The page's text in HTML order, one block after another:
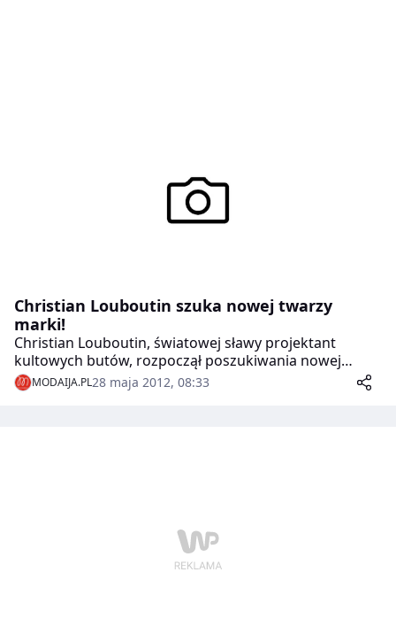
Christian Louboutin szuka nowej twarzy
marki!
Christian Louboutin, światowej sławy projektant
kultowych butów, rozpoczął poszukiwania nowej
twarzy marki! Modelka, która weźmie udział w
najnowszej kampanii reklamowej kreatora mody,
MODAIJA.PL28 maja 2012, 08:33